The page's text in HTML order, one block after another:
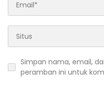
Simpan nama, email,
peramban ini untuk